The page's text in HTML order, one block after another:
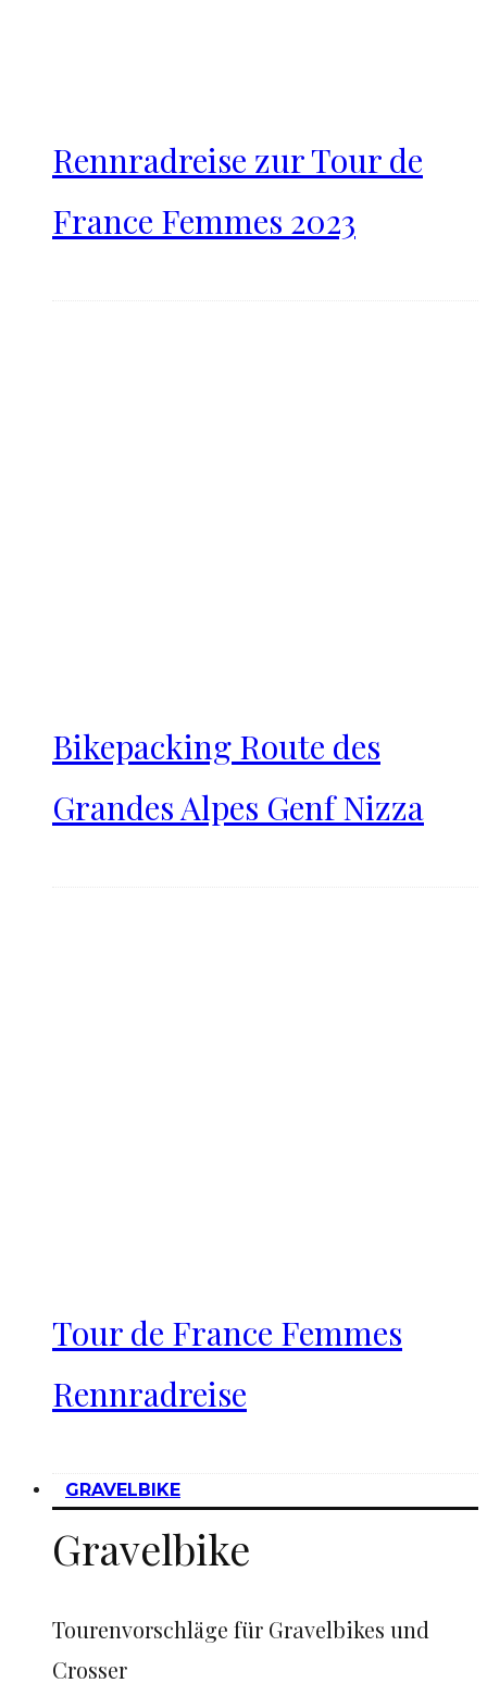
Rennradreise zur Tour de
France Femmes 2023
Bikepacking Route des
Grandes Alpes Genf Nizza
Tour de France Femmes
Rennradreise
GRAVELBIKE
Gravelbike
Tourenvorschläge für Gravelbikes und
Crosser